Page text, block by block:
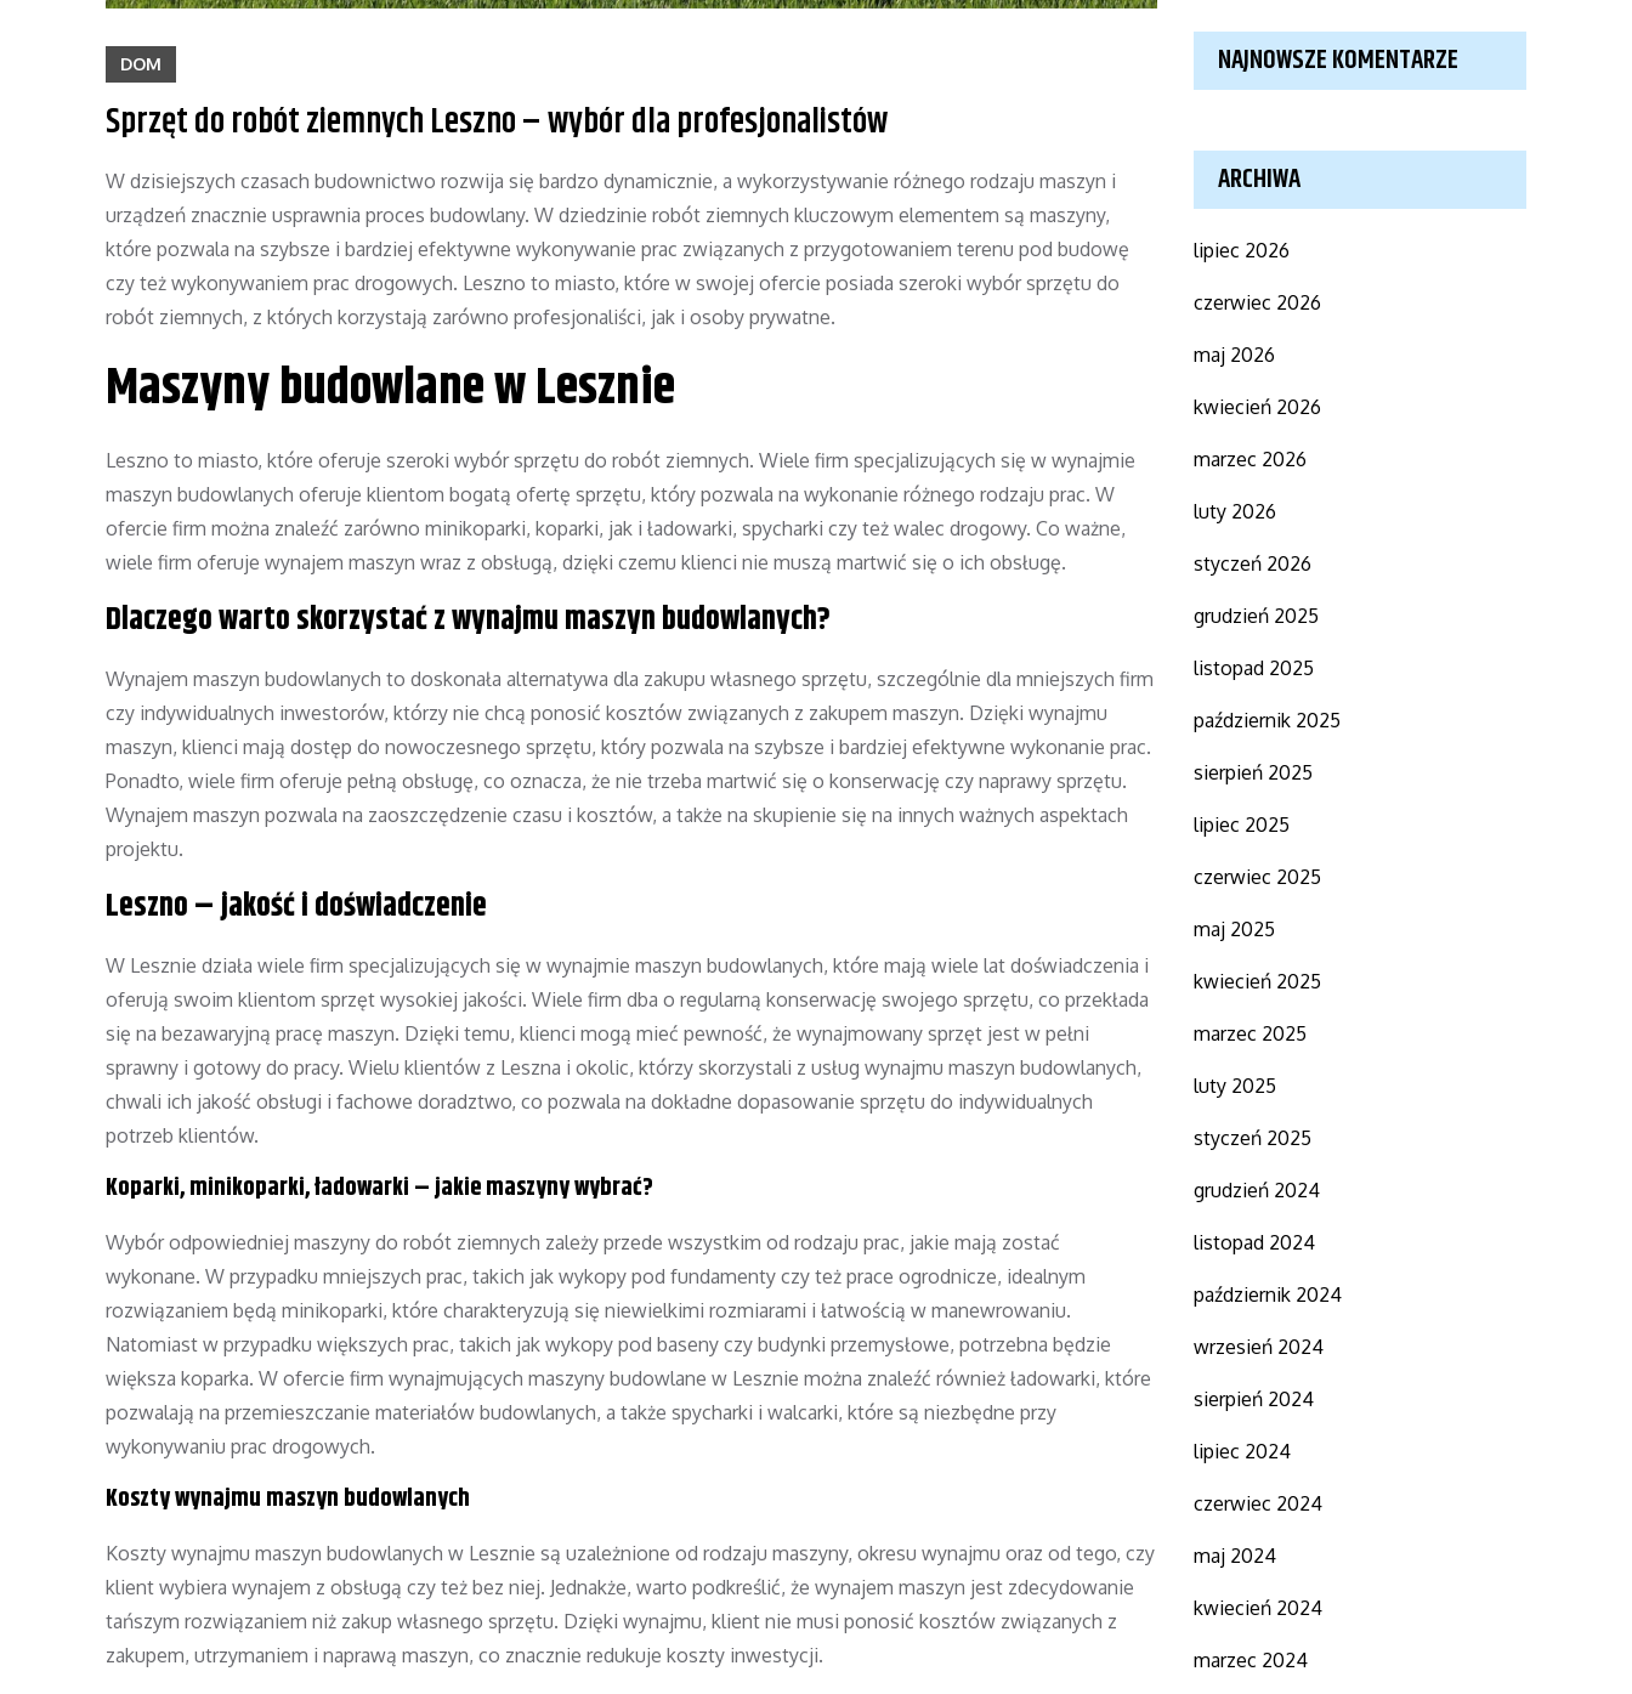
DOM
Sprzęt do robót ziemnych Leszno – wybór dla profesjonalistów
W dzisiejszych czasach budownictwo rozwija się bardzo dynamicznie, a wykorzystywanie różnego rodzaju maszyn i
urządzeń znacznie usprawnia proces budowlany. W dziedzinie robót ziemnych kluczowym elementem są maszyny,
które pozwala na szybsze i bardziej efektywne wykonywanie prac związanych z przygotowaniem terenu pod budowę
czy też wykonywaniem prac drogowych. Leszno to miasto, które w swojej ofercie posiada szeroki wybór sprzętu do
robót ziemnych, z których korzystają zarówno profesjonaliści, jak i osoby prywatne.
Maszyny budowlane w Lesznie
Leszno to miasto, które oferuje szeroki wybór sprzętu do robót ziemnych. Wiele firm specjalizujących się w wynajmie
maszyn budowlanych oferuje klientom bogatą ofertę sprzętu, który pozwala na wykonanie różnego rodzaju prac. W
ofercie firm można znaleźć zarówno minikoparki, koparki, jak i ładowarki, spycharki czy też walec drogowy. Co ważne,
wiele firm oferuje wynajem maszyn wraz z obsługą, dzięki czemu klienci nie muszą martwić się o ich obsługę.
Dlaczego warto skorzystać z wynajmu maszyn budowlanych?
Wynajem maszyn budowlanych to doskonała alternatywa dla zakupu własnego sprzętu, szczególnie dla mniejszych firm
czy indywidualnych inwestorów, którzy nie chcą ponosić kosztów związanych z zakupem maszyn. Dzięki wynajmu
maszyn, klienci mają dostęp do nowoczesnego sprzętu, który pozwala na szybsze i bardziej efektywne wykonanie prac.
Ponadto, wiele firm oferuje pełną obsługę, co oznacza, że nie trzeba martwić się o konserwację czy naprawy sprzętu.
Wynajem maszyn pozwala na zaoszczędzenie czasu i kosztów, a także na skupienie się na innych ważnych aspektach
projektu.
Leszno – jakość i doświadczenie
W Lesznie działa wiele firm specjalizujących się w wynajmie maszyn budowlanych, które mają wiele lat doświadczenia i
oferują swoim klientom sprzęt wysokiej jakości. Wiele firm dba o regularną konserwację swojego sprzętu, co przekłada
się na bezawaryjną pracę maszyn. Dzięki temu, klienci mogą mieć pewność, że wynajmowany sprzęt jest w pełni
sprawny i gotowy do pracy. Wielu klientów z Leszna i okolic, którzy skorzystali z usług wynajmu maszyn budowlanych,
chwali ich jakość obsługi i fachowe doradztwo, co pozwala na dokładne dopasowanie sprzętu do indywidualnych
potrzeb klientów.
Koparki, minikoparki, ładowarki – jakie maszyny wybrać?
Wybór odpowiedniej maszyny do robót ziemnych zależy przede wszystkim od rodzaju prac, jakie mają zostać
wykonane. W przypadku mniejszych prac, takich jak wykopy pod fundamenty czy też prace ogrodnicze, idealnym
rozwiązaniem będą minikoparki, które charakteryzują się niewielkimi rozmiarami i łatwością w manewrowaniu.
Natomiast w przypadku większych prac, takich jak wykopy pod baseny czy budynki przemysłowe, potrzebna będzie
większa koparka. W ofercie firm wynajmujących maszyny budowlane w Lesznie można znaleźć również ładowarki, które
pozwalają na przemieszczanie materiałów budowlanych, a także spycharki i walcarki, które są niezbędne przy
wykonywaniu prac drogowych.
Koszty wynajmu maszyn budowlanych
Koszty wynajmu maszyn budowlanych w Lesznie są uzależnione od rodzaju maszyny, okresu wynajmu oraz od tego, czy
klient wybiera wynajem z obsługą czy też bez niej. Jednakże, warto podkreślić, że wynajem maszyn jest zdecydowanie
tańszym rozwiązaniem niż zakup własnego sprzętu. Dzięki wynajmu, klient nie musi ponosić kosztów związanych z
zakupem, utrzymaniem i naprawą maszyn, co znacznie redukuje koszty inwestycji.
NAJNOWSZE KOMENTARZE
ARCHIWA
lipiec 2026
czerwiec 2026
maj 2026
kwiecień 2026
marzec 2026
luty 2026
styczeń 2026
grudzień 2025
listopad 2025
październik 2025
sierpień 2025
lipiec 2025
czerwiec 2025
maj 2025
kwiecień 2025
marzec 2025
luty 2025
styczeń 2025
grudzień 2024
listopad 2024
październik 2024
wrzesień 2024
sierpień 2024
lipiec 2024
czerwiec 2024
maj 2024
kwiecień 2024
marzec 2024